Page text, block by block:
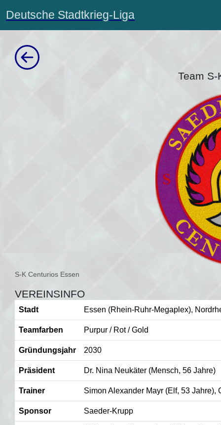
Deutsche Stadtkrieg-Liga
Team
S-K Centurios Essen
VEREINSINFO
Stadt Essen (Rhein-Ruhr-Megaplex),
Teamfarben Purpur / Rot / Gold
Gründungsjahr 2030
Präsident Dr. Nina Neukäter (Mensch, 56 Jahre)
Trainer Simon Alexander Mayr (Elf, 53
Sponsor Saeder-Krupp